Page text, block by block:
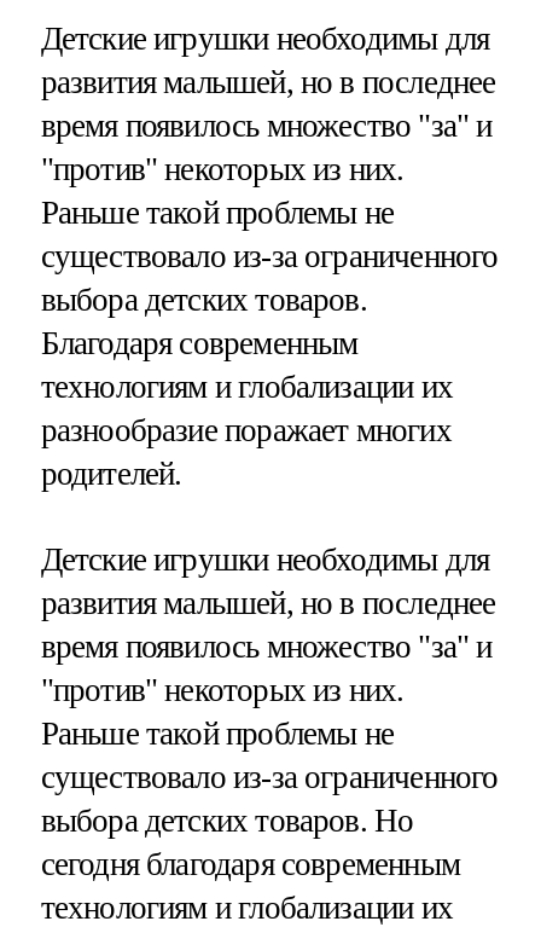
Детские игрушки необходимы для
развития малышей, но в последнее
время появилось множество "за" и
"против" некоторых из них.
Раньше такой проблемы не
существовало из-за ограниченного
выбора детских товаров.
Благодаря современным
технологиям и глобализации их
разнообразие поражает многих
родителей.
Детские игрушки необходимы для
развития малышей, но в последнее
время появилось множество "за" и
"против" некоторых из них.
Раньше такой проблемы не
существовало из-за ограниченного
выбора детских товаров. Но
сегодня благодаря современным
технологиям и глобализации их